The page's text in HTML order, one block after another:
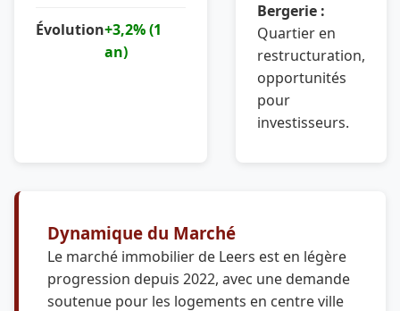
Évolution+3,2% (1
an)
Bergerie :
Quartier en
restructuration,
opportunités
pour
investisseurs.
Dynamique du Marché
Le marché immobilier de Leers est en légère
progression depuis 2022, avec une demande
soutenue pour les logements en centre ville